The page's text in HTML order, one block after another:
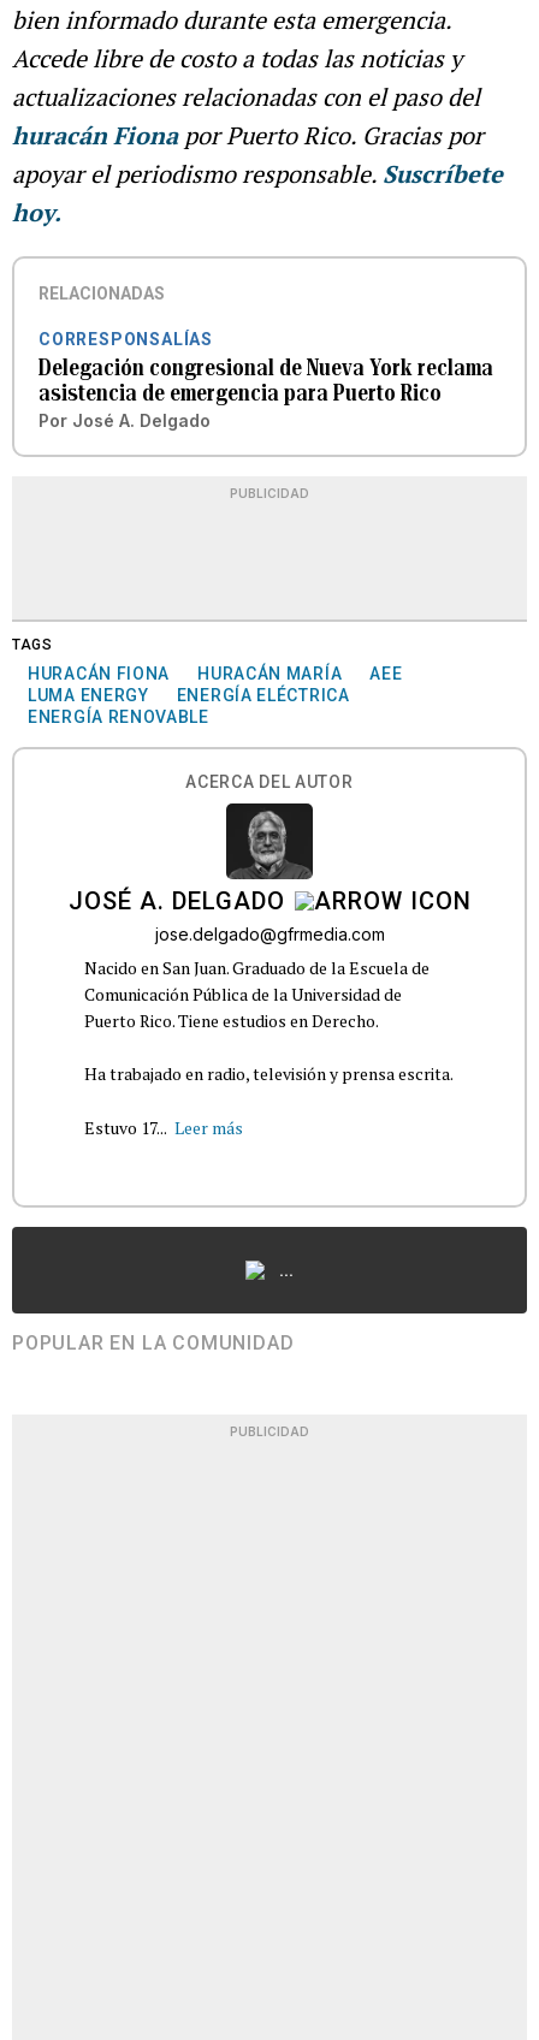
bien informado durante esta emergencia.
Accede libre de costo a todas las noticias y
actualizaciones relacionadas con el paso del
huracán Fionapor Puerto Rico. Gracias por
apoyar el periodismo responsable. Suscríbete
hoy.
RELACIONADAS
CORRESPONSALÍAS
Delegación congresional de Nueva York reclama
asistencia de emergencia para Puerto Rico
Por José A. Delgado
PUBLICIDAD
TAGS
HURACÁN FIONA HURACÁN MARÍA
AEE
LUMA ENERGY
ENERGÍA ELÉCTRICA
ENERGÍA RENOVABLE
ACERCA DEL AUTOR
JOSÉ A. DELGADO
jose.delgado@gfrmedia.com
Nacido en San Juan. Graduado de la Escuela de
Comunicación Pública de la Universidad de
Puerto Rico. Tiene estudios en Derecho.
Ha trabajado en radio, televisión y prensa escrita.
Estuvo 17... Leer más
...
POPULAR EN LA COMUNIDAD
PUBLICIDAD